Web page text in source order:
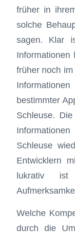
früher in
solche
sagen. Klar
früher noch
bestimmter
Schleuse.
Schleuse
Entwicklern
lukrativ
Welche
durch die